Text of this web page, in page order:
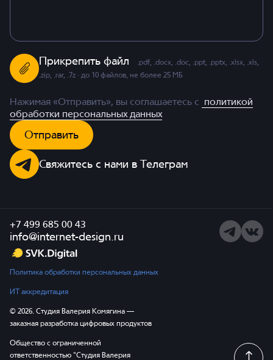
Прикрепить файл
.pdf, .docx, .doc, .ppt, .pptx, .xlsx, .xls,
.zip, .rar, .7z · до 10 файлов, не более 25 МБ
Нажимая «Отправить», вы соглашаетесь с политикой
обработки персональных данных
Отправить
Свяжитесь с нами в Телеграм
Политика обработки персональных данных
ИТ аккредитация
© 2026. Студия Валерия Комягина —
заказная разработка цифровых продуктов
Общество с ограниченной
ответственностью "Студия Валерия
+7 499 685 00 43
info@internet-design.ru
Telegram